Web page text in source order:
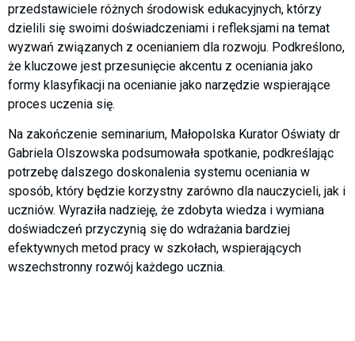
przedstawiciele różnych środowisk edukacyjnych, którzy
dzielili się swoimi doświadczeniami i refleksjami na temat
wyzwań związanych z ocenianiem dla rozwoju. Podkreślono,
że kluczowe jest przesunięcie akcentu z oceniania jako
formy klasyfikacji na ocenianie jako narzędzie wspierające
proces uczenia się.
Na zakończenie seminarium, Małopolska Kurator Oświaty dr
Gabriela Olszowska podsumowała spotkanie, podkreślając
potrzebę dalszego doskonalenia systemu oceniania w
sposób, który będzie korzystny zarówno dla nauczycieli, jak i
uczniów. Wyraziła nadzieję, że zdobyta wiedza i wymiana
doświadczeń przyczynią się do wdrażania bardziej
efektywnych metod pracy w szkołach, wspierających
wszechstronny rozwój każdego ucznia.